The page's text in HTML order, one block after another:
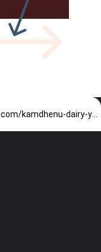
https://recruitmentresult.com/kamdhenu-dairy-yojana-2023/